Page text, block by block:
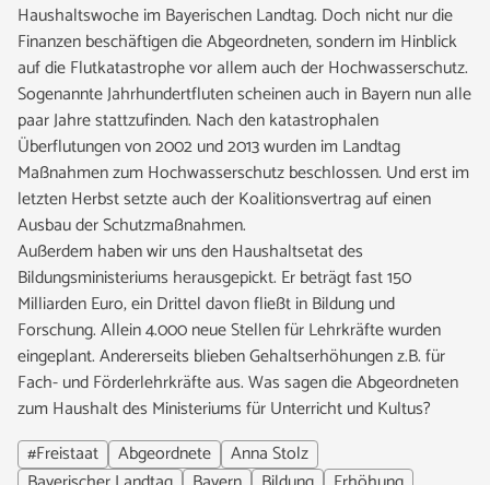
Haushaltswoche im Bayerischen Landtag. Doch nicht nur die
Finanzen beschäftigen die Abgeordneten, sondern im Hinblick
auf die Flutkatastrophe vor allem auch der Hochwasserschutz.
Sogenannte Jahrhundertfluten scheinen auch in Bayern nun alle
paar Jahre stattzufinden. Nach den katastrophalen
Überflutungen von 2002 und 2013 wurden im Landtag
Maßnahmen zum Hochwasserschutz beschlossen. Und erst im
letzten Herbst setzte auch der Koalitionsvertrag auf einen
Ausbau der Schutzmaßnahmen.
Außerdem haben wir uns den Haushaltsetat des
Bildungsministeriums herausgepickt. Er beträgt fast 150
Milliarden Euro, ein Drittel davon fließt in Bildung und
Forschung. Allein 4.000 neue Stellen für Lehrkräfte wurden
eingeplant. Andererseits blieben Gehaltserhöhungen z.B. für
Fach- und Förderlehrkräfte aus. Was sagen die Abgeordneten
zum Haushalt des Ministeriums für Unterricht und Kultus?
#Freistaat
Abgeordnete
Anna Stolz